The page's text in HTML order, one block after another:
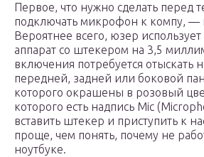
Первое, что нужно сделать перед
подключать микрофон к компу, —
Вероятнее всего, юзер
аппарат со штекером на 3,5
включения потребуется отыскать
передней, задней или боковой
которого окрашены в розовый
которого есть надпись Mic
вставить штекер и приступить к
проще, чем понять, почему не
ноутбуке.